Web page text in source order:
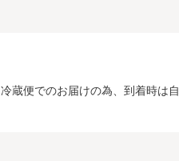
蔵便でのお届けの為、到着時は自